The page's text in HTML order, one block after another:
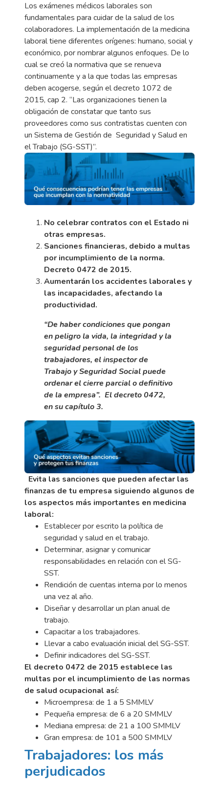
Los exámenes médicos laborales son
fundamentales para cuidar de la salud de los
colaboradores. La implementación de la medicina
laboral tiene diferentes orígenes: humano, social y
económico, por nombrar algunos enfoques. De lo
cual se creó la normativa que se renueva
continuamente y a la que todas las empresas
deben acogerse, según el decreto 1072 de
2015, cap 2. “Las organizaciones tienen la
obligación de constatar que tanto sus
proveedores como sus contratistas cuenten con
un Sistema de Gestión de Seguridad y Salud en
el Trabajo (SG-SST)”.
No celebrar contratos con el Estado ni
otras empresas.
Sanciones financieras, debido a multas
por incumplimiento de la norma.
Decreto 0472 de 2015.
Aumentarán los accidentes laborales y
las incapacidades, afectando la
productividad.
“De haber condiciones que pongan
en peligro la vida, la integridad y la
seguridad personal de los
trabajadores, el inspector de
Trabajo y Seguridad Social puede
ordenar el cierre parcial o definitivo
de la empresa”. El decreto 0472,
en su capítulo 3.
Evita las sanciones que pueden afectar las
finanzas de tu empresa siguiendo algunos de
los aspectos más importantes en medicina
laboral:
Establecer por escrito la política de
seguridad y salud en el trabajo.
Determinar, asignar y comunicar
responsabilidades en relación con el SG-
SST.
Rendición de cuentas interna por lo menos
una vez al año.
Diseñar y desarrollar un plan anual de
trabajo.
Capacitar a los trabajadores.
Llevar a cabo evaluación inicial del SG-SST.
Definir indicadores del SG-SST.
El decreto 0472 de 2015 establece las
multas por el incumplimiento de las normas
de salud ocupacional así:
Microempresa: de 1 a 5 SMMLV
Pequeña empresa: de 6 a 20 SMMLV
Mediana empresa: de 21 a 100 SMMLV
Gran empresa: de 101 a 500 SMMLV
Trabajadores: los más
perjudicados